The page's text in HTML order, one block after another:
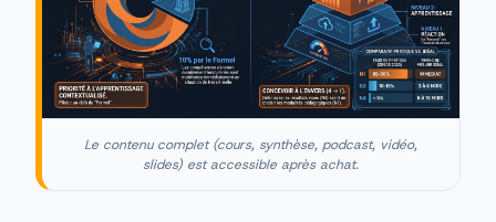
Le contenu complet (cours, synthèse, podcast, vidéo,
slides) est accessible après achat.